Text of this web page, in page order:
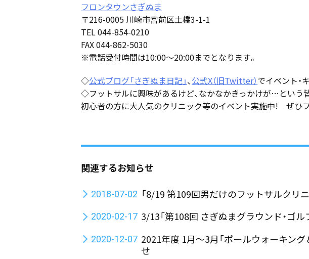
フロンタウンさぎぬま
〒216-0005 川崎市宮前区土橋3-1-1
TEL 044-854-0210
FAX 044-862-5030
※電話受付時間は10:00～20:00までとなります。
◇公式ブログ「さぎぬま日記」、公式X（旧Twitter）でイベント・
◇フットサルに興味があるけど、なかなかきっかけが…という
初心者の方に大人気のクリニック等のイベント実施中! ぜひ
関連するお知らせ
2018-07-02 「8/19 第109回男だけのフットサルクリ
2020-02-17 3/13「第108回 さぎぬまグラウンド・ゴ
2020-12-07 2021年度 1月～3月「ポールウォーキン
せ